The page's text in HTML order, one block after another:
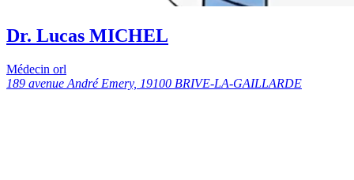
Dr. Lucas MICHEL
Médecin orl
189 avenue André Emery, 19100 BRIVE-LA-GAILLARDE